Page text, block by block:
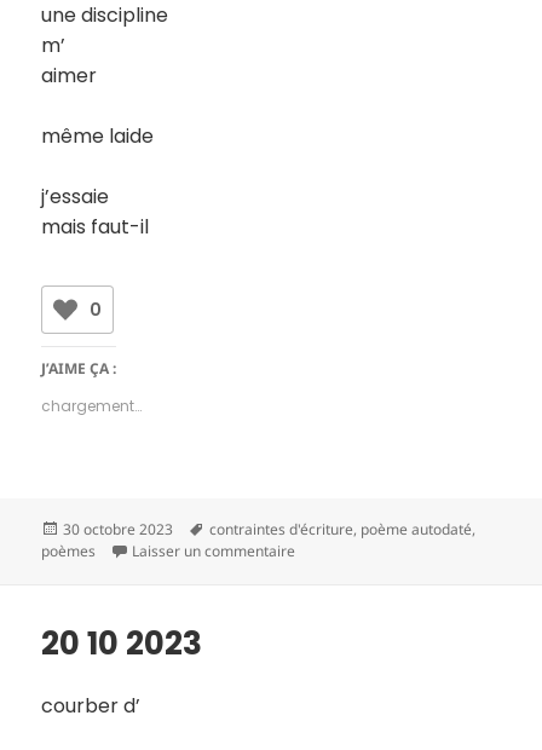
une discipline
m’
aimer
même laide
j’essaie
mais faut-il
0
J’AIME ÇA :
chargement…
Publié
le
30 octobre 2023
Mots-
clés
contraintes d'écriture, poème autodaté,
poèmes
Laisser un commentaire
20 10 2023
courber d’